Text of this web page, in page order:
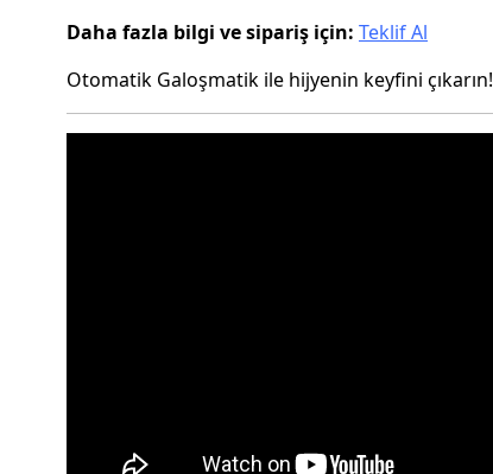
Daha fazla bilgi ve sipariş için: Teklif Al
Otomatik Galoşmatik ile hijyenin keyfini çıkarın!